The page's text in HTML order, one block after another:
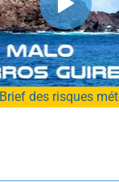
Brief des risques